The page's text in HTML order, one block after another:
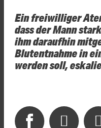
Ein freiwilliger
dass der Mann
ihm daraufhin
Blutentnahme in
werden soll,